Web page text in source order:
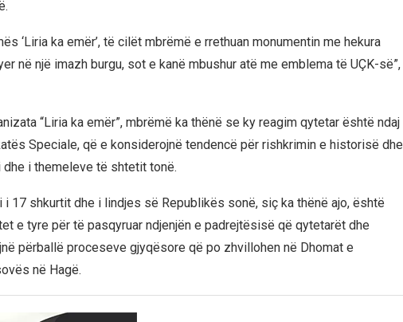
‘Liria ka emër’, të cilët mbrëmë e rrethuan monumentin me hekura
në një imazh burgu, sot e kanë mbushur atë me emblema të UÇK-së”,
“Liria ka emër”, mbrëmë ka thënë se ky reagim qytetar është ndaj
Speciale, që e konsiderojnë tendencë për rishkrimin e historisë dhe
i themeleve të shtetit tonë.
i 17 shkurtit dhe i lindjes së Republikës sonë, siç ka thënë ajo, është
e tyre për të pasqyruar ndjenjën e padrejtësisë që qytetarët dhe
përballë proceseve gjyqësore që po zhvillohen në Dhomat e
në Hagë.